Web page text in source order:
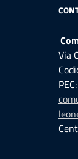
Via
PEC: